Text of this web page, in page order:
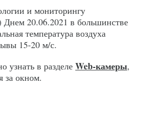
и мониторингу
20.06.2021 в большинстве
температура воздуха
15-20 м/с.
узнать в разделе Web-камеры,
за окном.